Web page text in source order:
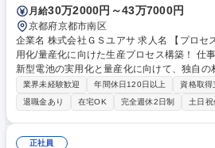
月給30万2000円～43万7000円
京都府京都市南区
企業名 株式会社ＧＳユアサ 求人名 【プロセス開発＠京都】新型電池の実
用化/量産化に向けた生産プロセス構築！ 仕事の内容 次世代の主力となる
新型電池の実用化と量産化に向けて、独自
や立ち上げ、さらには最適な生産プロセス構
主導する重要な役割を担います。 【具体業務】・次世代電池の量産化を目
指し、大型生産設備の導入や立ち上げから日
的な試作評価までを幅広く担当します。 ・
るため、現場課題を抽出し、既存設備の改善
業界未経験歓迎 年間休日120日以上 資格取得
退職金あり
在宅OK 完全週休2日制 土日祝
正社員